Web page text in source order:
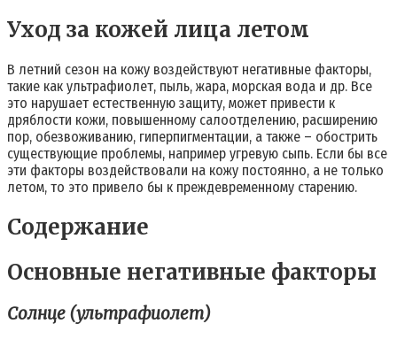
Уход за кожей лица летом
В летний сезон на кожу воздействуют негативные факторы,
такие как ультрафиолет, пыль, жара, морская вода и др. Все
это нарушает естественную защиту, может привести к
дряблости кожи, повышенному салоотделению, расширению
пор, обезвоживанию, гиперпигментации, а также – обострить
существующие проблемы, например угревую сыпь. Если бы все
эти факторы воздействовали на кожу постоянно, а не только
летом, то это привело бы к преждевременному старению.
Содержание
Основные негативные факторы
Солнце (ультрафиолет)